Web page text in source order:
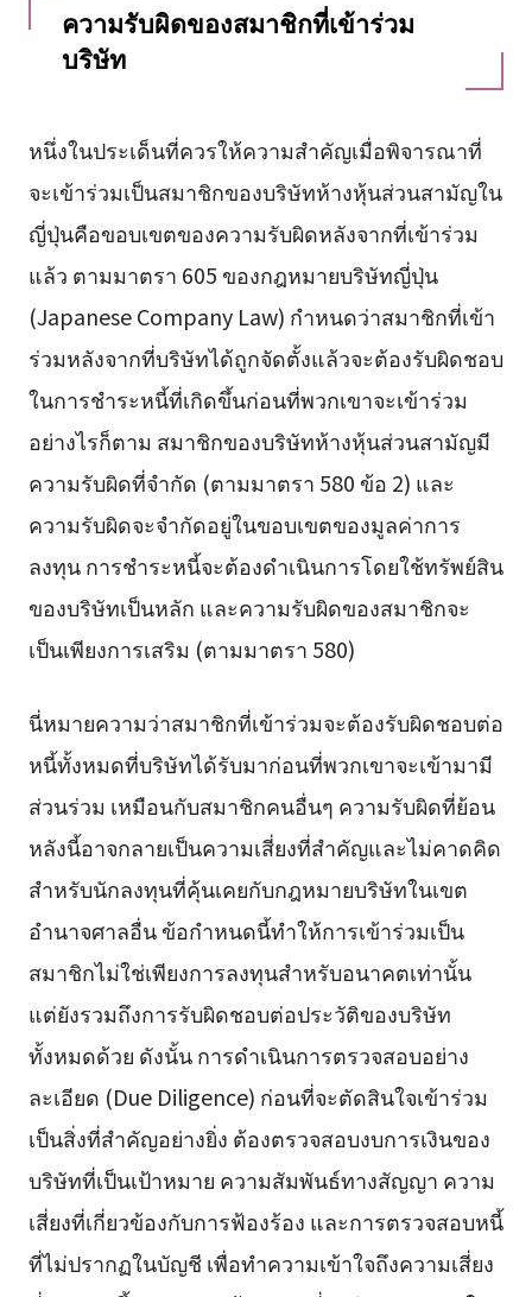
ความรับผิดของสมาชิกที่เข้าร่วม
บริษัท
หนึ่งในประเด็นที่ควรให้ความสำคัญเมื่อพิจารณาที่
จะเข้าร่วมเป็นสมาชิกของบริษัทห้างหุ้นส่วนสามัญใน
ญี่ปุ่นคือขอบเขตของความรับผิดหลังจากที่เข้าร่วม
แล้ว ตามมาตรา 605 ของกฎหมายบริษัทญี่ปุ่น
(Japanese Company Law) กำหนดว่าสมาชิกที่เข้า
ร่วมหลังจากที่บริษัทได้ถูกจัดตั้งแล้วจะต้องรับผิดชอบ
ในการชำระหนี้ที่เกิดขึ้นก่อนที่พวกเขาจะเข้าร่วม
อย่างไรก็ตาม สมาชิกของบริษัทห้างหุ้นส่วนสามัญมี
ความรับผิดที่จำกัด (ตามมาตรา 580 ข้อ 2) และ
ความรับผิดจะจำกัดอยู่ในขอบเขตของมูลค่าการ
ลงทุน การชำระหนี้จะต้องดำเนินการโดยใช้ทรัพย์สิน
ของบริษัทเป็นหลัก และความรับผิดของสมาชิกจะ
เป็นเพียงการเสริม (ตามมาตรา 580)
นี่หมายความว่าสมาชิกที่เข้าร่วมจะต้องรับผิดชอบต่อ
หนี้ทั้งหมดที่บริษัทได้รับมาก่อนที่พวกเขาจะเข้ามามี
ส่วนร่วม เหมือนกับสมาชิกคนอื่นๆ ความรับผิดที่ย้อน
หลังนี้อาจกลายเป็นความเสี่ยงที่สำคัญและไม่คาดคิด
สำหรับนักลงทุนที่คุ้นเคยกับกฎหมายบริษัทในเขต
อำนาจศาลอื่น ข้อกำหนดนี้ทำให้การเข้าร่วมเป็น
สมาชิกไม่ใช่เพียงการลงทุนสำหรับอนาคตเท่านั้น
แต่ยังรวมถึงการรับผิดชอบต่อประวัติของบริษัท
ทั้งหมดด้วย ดังนั้น การดำเนินการตรวจสอบอย่าง
ละเอียด (Due Diligence) ก่อนที่จะตัดสินใจเข้าร่วม
เป็นสิ่งที่สำคัญอย่างยิ่ง ต้องตรวจสอบงบการเงินของ
บริษัทที่เป็นเป้าหมาย ความสัมพันธ์ทางสัญญา ความ
เสี่ยงที่เกี่ยวข้องกับการฟ้องร้อง และการตรวจสอบหนี้
ที่ไม่ปรากฏในบัญชี เพื่อทำความเข้าใจถึงความเสี่ยง